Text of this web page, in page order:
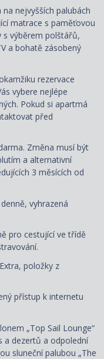
nejvyšších palubách
matrace s paměťovou
s výběrem polštářů,
a bohatě zásobený
rezervace
vybere nejlépe
Pokud si apartmá
před
Změna musí být
a alternativní
3 měsících od
vyhrazená
pro cestující ve třídě
položky z
přístup k internetu
„Top Sail Lounge“
a dezertů a odpolední
sluneční palubou „The